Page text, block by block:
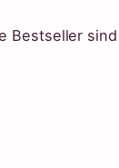
Bestseller sind